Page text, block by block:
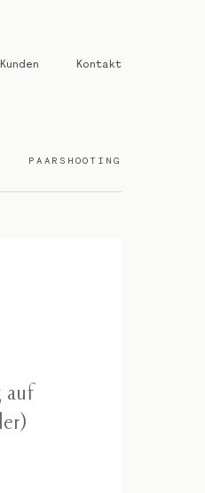
Kunden Kontakt
PAARSHOOTING
auf